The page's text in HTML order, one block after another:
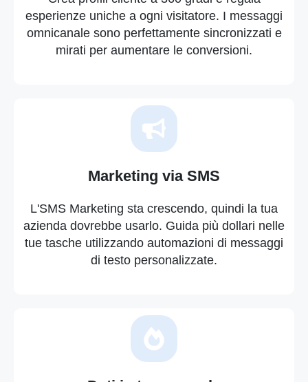
esperienze uniche a ogni visitatore. I messaggi
omnicanale sono perfettamente sincronizzati e
mirati per aumentare le conversioni.
Marketing via SMS
L'SMS Marketing sta crescendo, quindi la tua
azienda dovrebbe usarlo. Guida più dollari nelle
tue tasche utilizzando automazioni di messaggi
di testo personalizzate.